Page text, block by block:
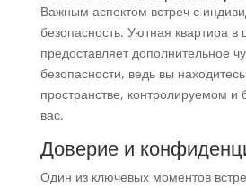
Важным аспектом встреч с
безопасность. Уютная квартира в
предоставляет дополнительное
безопасности, ведь вы
пространстве, контролируемом и
вас.
Доверие и
Один из ключевых моментов